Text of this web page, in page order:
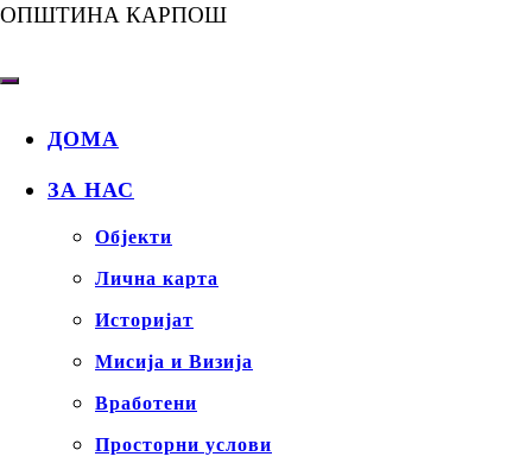
ОПШТИНА КАРПОШ
ДОМА
ЗА НАС
Објекти
Лична карта
Историјат
Мисија и Визија
Вработени
Просторни услови